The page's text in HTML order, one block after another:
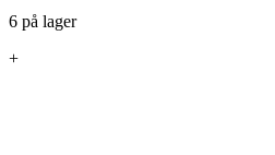
6 på lager
+